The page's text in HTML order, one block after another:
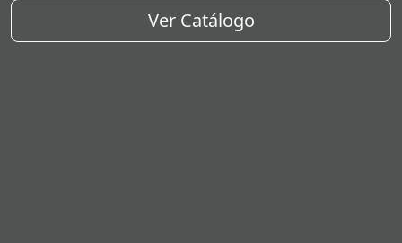
Ver Catálogo